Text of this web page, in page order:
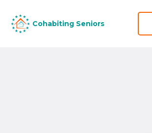
Cohabiting Seniors
Cohabiting Seniors